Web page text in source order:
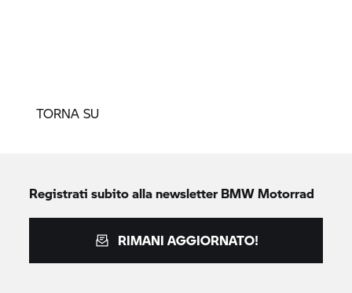
TORNA SU
Registrati subito alla newsletterBMW Motorrad
RIMANI AGGIORNATO!